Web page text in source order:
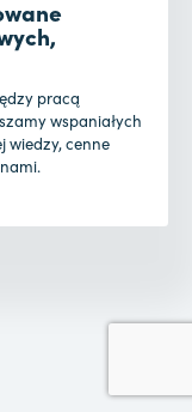
pracą
wspaniałych
wiedzy, cenne